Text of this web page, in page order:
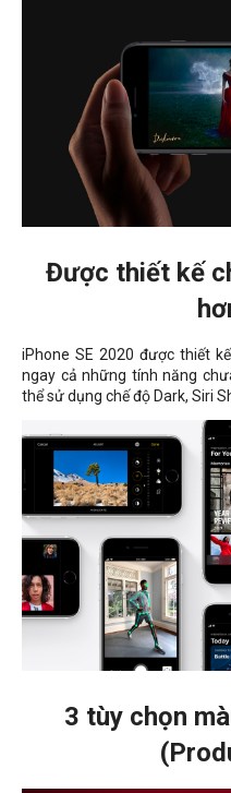
Được thiết kế
iPhone SE 2020 được thiết
ngay cả những tính năng
thể sử dụng chế độ Dark, Siri
3 tùy chọn